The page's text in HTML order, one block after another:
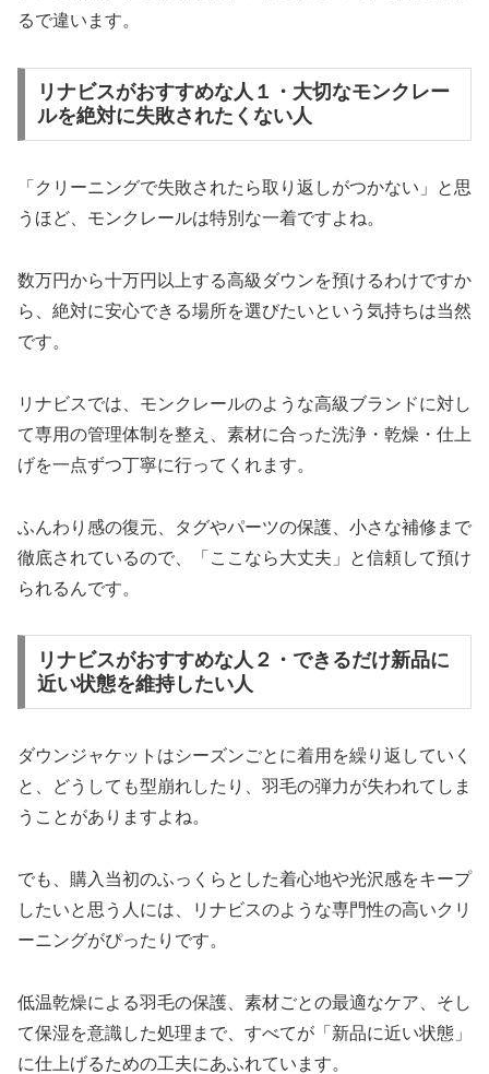
るで違います。
リナビスがおすすめな人１・大切なモンクレー
ルを絶対に失敗されたくない人
「クリーニングで失敗されたら取り返しがつかない」と思
うほど、モンクレールは特別な一着ですよね。
数万円から十万円以上する高級ダウンを預けるわけですか
ら、絶対に安心できる場所を選びたいという気持ちは当然
です。
リナビスでは、モンクレールのような高級ブランドに対し
て専用の管理体制を整え、素材に合った洗浄・乾燥・仕上
げを一点ずつ丁寧に行ってくれます。
ふんわり感の復元、タグやパーツの保護、小さな補修まで
徹底されているので、「ここなら大丈夫」と信頼して預け
られるんです。
リナビスがおすすめな人２・できるだけ新品に
近い状態を維持したい人
ダウンジャケットはシーズンごとに着用を繰り返していく
と、どうしても型崩れしたり、羽毛の弾力が失われてしま
うことがありますよね。
でも、購入当初のふっくらとした着心地や光沢感をキープ
したいと思う人には、リナビスのような専門性の高いクリ
ーニングがぴったりです。
低温乾燥による羽毛の保護、素材ごとの最適なケア、そし
て保湿を意識した処理まで、すべてが「新品に近い状態」
に仕上げるための工夫にあふれています。